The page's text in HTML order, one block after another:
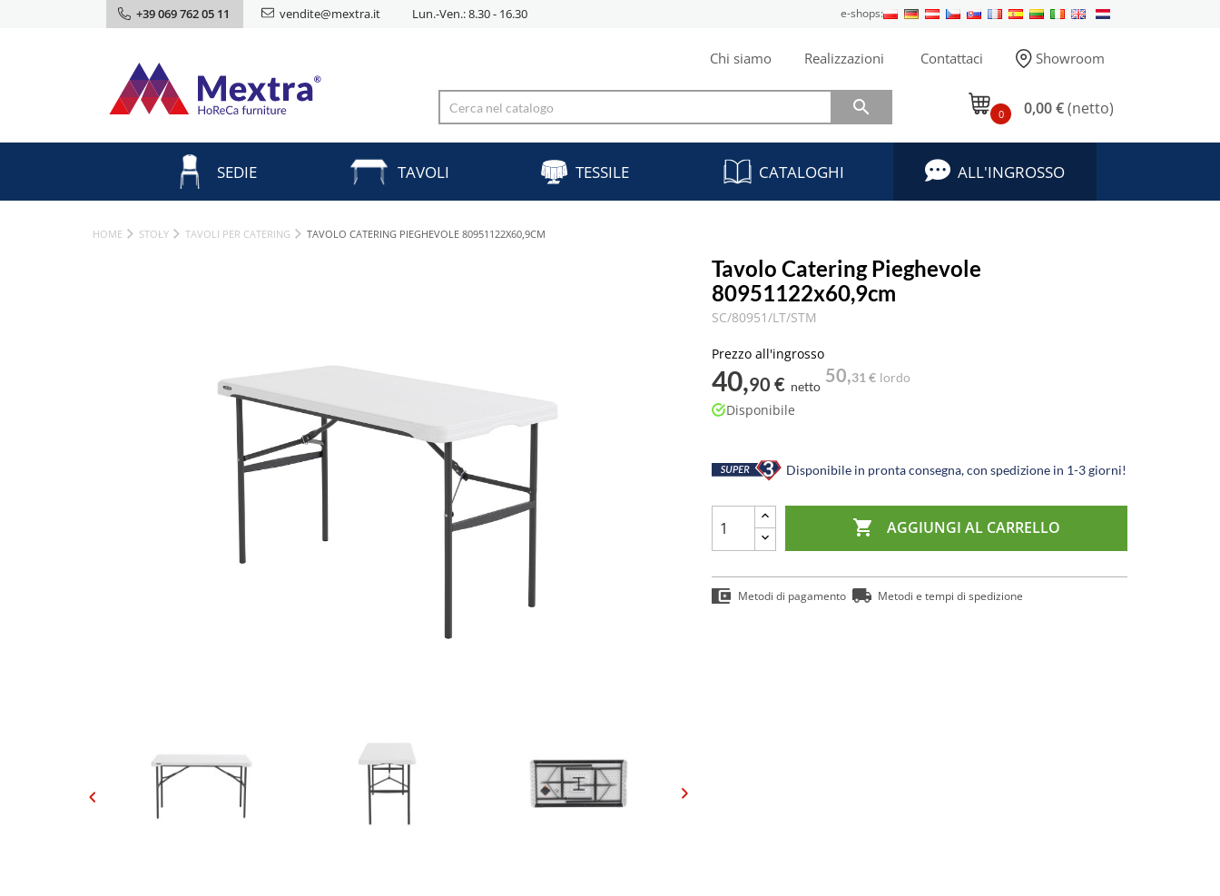
+39 069 762 05 11 vendite@mextra.it Lun.-Ven.: 8.30 - 16.30 e-shops:
Chi siamo Realizzazioni Contattaci Showroom
 0 0,00 €(netto)
SEDIE TAVOLI TESSILE CATALOGHI ALL'INGROSSO
HOME STOŁY TAVOLI PER CATERING TAVOLO CATERING PIEGHEVOLE 80951122X60,9CM
Tavolo Catering Pieghevole
80951122x60,9cm
SC/80951/LT/STM
Prezzo all'ingrosso
40,90 € netto
50,31 € lordo
Disponibile
Disponibile in pronta consegna, con spedizione in 1-3 giorni!
 AGGIUNGI AL CARRELLO
Metodi di pagamento Metodi e tempi di spedizione